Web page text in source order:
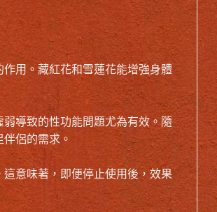
用。藏紅花和雪蓮花能增強身體
導致的性功能問題尤為有效。隨
侶的需求。
意味著，即便停止使用後，效果